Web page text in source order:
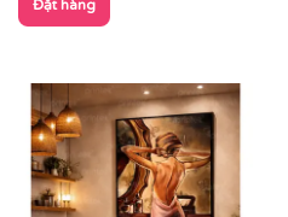
Đặt hàng